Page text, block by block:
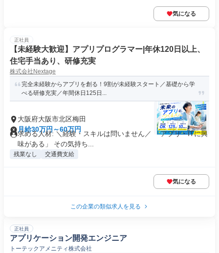
気になる
正社員
【未経験大歓迎】アプリプログラマー|年休120日以上、
住宅手当あり、研修充実
株式会社Nextage
完全未経験からアプリを創る！9割が未経験スタート／基礎から学
べる研修充実／年間休日125日...
大阪府大阪市北区梅田
月給30万円～60万円
求める人材: ＼経験・スキルは問いません／ 「アプリ・ITに興
味がある」 その気持ち...
残業なし 交通費支給
気になる
この企業の類似求人を見る
正社員
アプリケーション開発エンジニア
トーテックアメニティ株式会社